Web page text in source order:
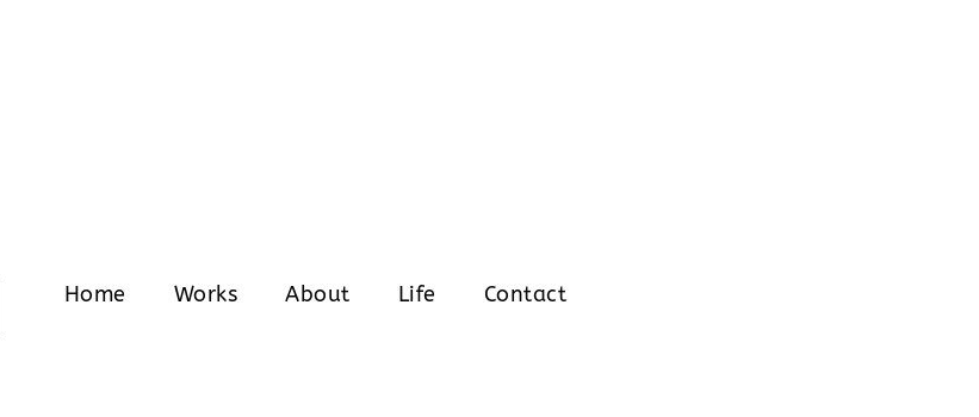
Home Works About Life Contact